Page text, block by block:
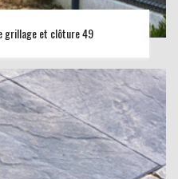
grillage et clôture 49